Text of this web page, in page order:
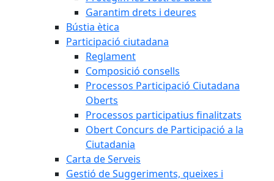
Garantim drets i deures
Bústia ètica
Participació ciutadana
Reglament
Composició consells
Processos Participació Ciutadana
Oberts
Processos participatius finalitzats
Obert Concurs de Participació a la
Ciutadania
Carta de Serveis
Gestió de Suggeriments, queixes i